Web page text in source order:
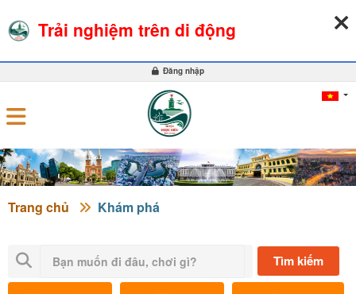
Đăng nhập
Trang chủ Khám phá
Tìm kiếm
Trải nghiệm trên di động